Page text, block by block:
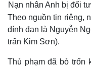
Nạn nhân Anh bị đối
Theo nguồn tin riêng,
dính đạn là Nguyễn
trấn Kim Sơn).
Thủ phạm đã bỏ trốn